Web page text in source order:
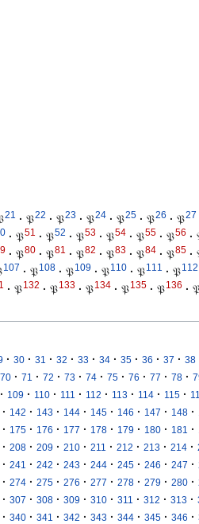
21 · 𝔓22 · 𝔓23 · 𝔓24 · 𝔓25 · 𝔓26 · 𝔓27
· 𝔓51 · 𝔓52 · 𝔓53 · 𝔓54 · 𝔓55 · 𝔓56 ·
· 𝔓80 · 𝔓81 · 𝔓82 · 𝔓83 · 𝔓84 · 𝔓85 ·
107 · 𝔓108 · 𝔓109 · 𝔓110 · 𝔓111 · 𝔓112
· 𝔓132 · 𝔓133 · 𝔓134 · 𝔓135 · 𝔓136 ·
· 30 · 31 · 32 · 33 · 34 · 35 · 36 · 37 · 38
70 · 71 · 72 · 73 · 74 · 75 · 76 · 77 · 78 ·
· 109 · 110 · 111 · 112 · 113 · 114 · 115 ·
· 142 · 143 · 144 · 145 · 146 · 147 · 148 ·
· 175 · 176 · 177 · 178 · 179 · 180 · 181 ·
· 208 · 209 · 210 · 211 · 212 · 213 · 214 ·
· 241 · 242 · 243 · 244 · 245 · 246 · 247 ·
· 274 · 275 · 276 · 277 · 278 · 279 · 280 ·
· 307 · 308 · 309 · 310 · 311 · 312 · 313 ·
· 340 · 341 · 342 · 343 · 344 · 345 · 346 ·